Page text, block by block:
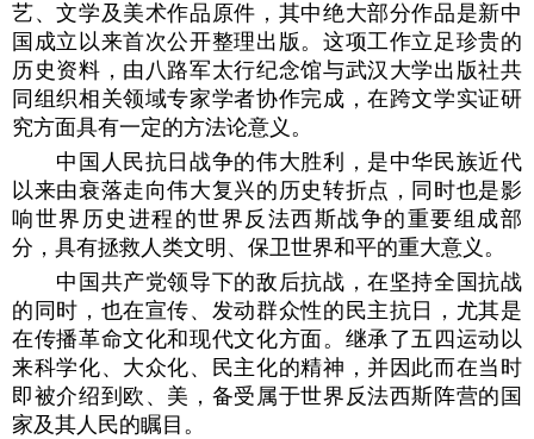
艺、文学及美术作品原件，其中绝大部分作品是新中
国成立以来首次公开整理出版。这项工作立足珍贵的
历史资料，由八路军太行纪念馆与武汉大学出版社共
同组织相关领域专家学者协作完成，在跨文学实证研
究方面具有一定的方法论意义。
中国人民抗日战争的伟大胜利，是中华民族近代
以来由衰落走向伟大复兴的历史转折点，同时也是影
响世界历史进程的世界反法西斯战争的重要组成部
分，具有拯救人类文明、保卫世界和平的重大意义。
中国共产党领导下的敌后抗战，在坚持全国抗战
的同时，也在宣传、发动群众性的民主抗日，尤其是
在传播革命文化和现代文化方面。继承了五四运动以
来科学化、大众化、民主化的精神，并因此而在当时
即被介绍到欧、美，备受属于世界反法西斯阵营的国
家及其人民的瞩目。